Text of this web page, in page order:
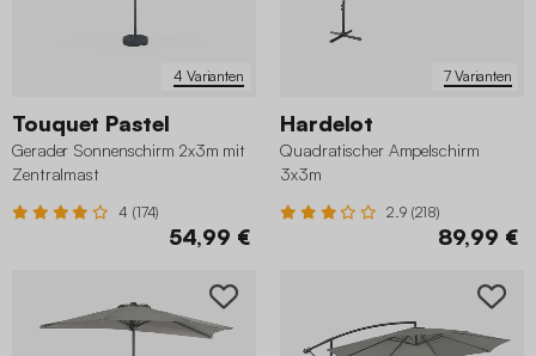
4 Varianten
Touquet Pastel
Gerader Sonnenschirm 2x3m mit
Zentralmast
4 (174)
54,99 €
7 Varianten
Hardelot
Quadratischer Ampelschirm
3x3m
2.9 (218)
89,99 €